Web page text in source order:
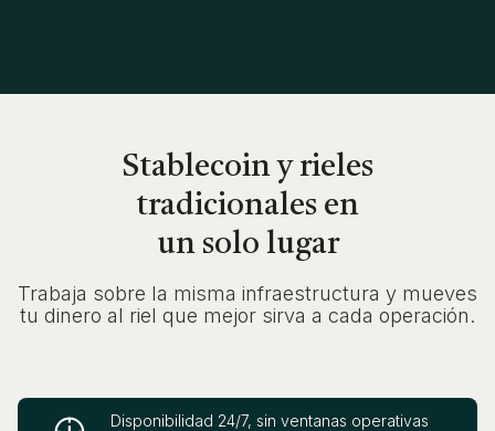
Stablecoin y rieles
tradicionales en
un solo lugar
Trabaja sobre la misma infraestructura y mueves
tu dinero al riel que mejor sirva a cada operación.
Disponibilidad 24/7, sin ventanas operativas